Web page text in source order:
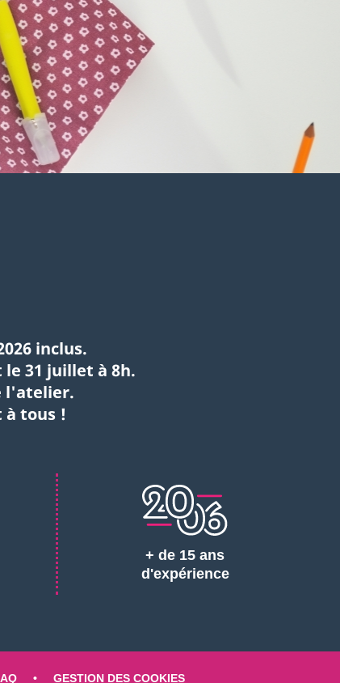
inclus.
31 juillet à 8h.
l'atelier.
à tous !
+ de 15 ans
d'expérience
GESTION DES COOKIES